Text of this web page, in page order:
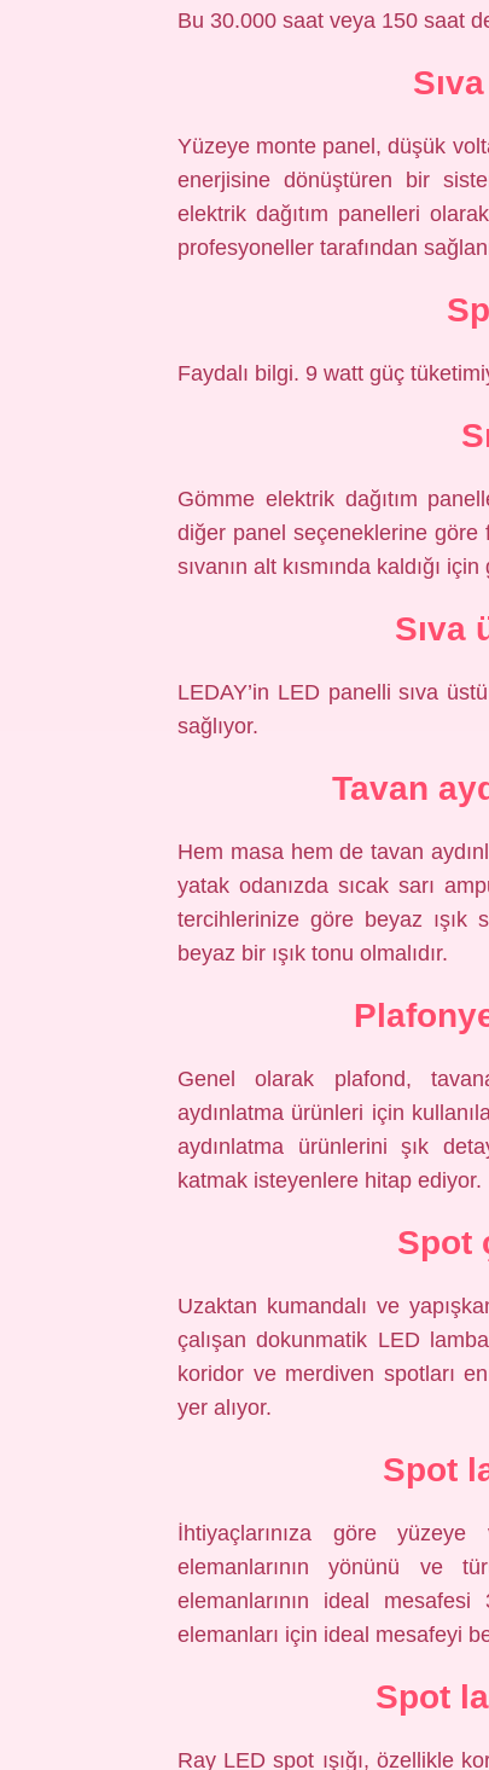
Bu 30.000 saat veya 150 saat
Yüzeye monte panel, düşük
enerjisine dönüştüren bir
elektrik dağıtım panelleri
profesyoneller tarafından
Faydalı bilgi. 9 watt güç
Gömme elektrik dağıtım
diğer panel seçeneklerine göre
sıvanın alt kısmında kaldığı
Sıva
LEDAY’in LED panelli sıva
sağlıyor.
Tavan
Hem masa hem de tavan
yatak odanızda sıcak sarı
tercihlerinize göre beyaz ışık
beyaz bir ışık tonu olmalıdır.
Genel olarak plafond,
aydınlatma ürünleri için
aydınlatma ürünlerini şık
katmak isteyenlere hitap ediyor.
Spot
Uzaktan kumandalı ve
çalışan dokunmatik LED
koridor ve merdiven spotları
yer alıyor.
Spot
İhtiyaçlarınıza göre
elemanlarının yönünü ve
elemanlarının ideal
elemanları için ideal mesafeyi
Spot
Ray LED spot ışığı, özellikle